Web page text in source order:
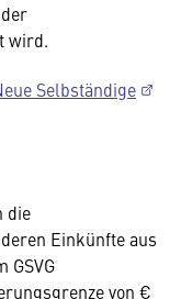
wird.
Selbständige
die
Einkünfte aus
von €